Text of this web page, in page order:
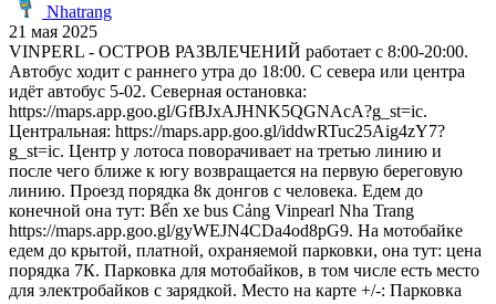
Nhatrang
21 мая 2025
VINPERL - ОСТРОВ РАЗВЛЕЧЕНИЙ работает с 8:00-20:00.
Автобус ходит с раннего утра до 18:00. С севера или центра
идёт автобус 5-02. Северная остановка:
https://maps.app.goo.gl/GfBJxAJHNK5QGNAcA?g_st=ic.
Центральная: https://maps.app.goo.gl/iddwRTuc25Aig4zY7?
g_st=ic. Центр у лотоса поворачивает на третью линию и
после чего ближе к югу возвращается на первую береговую
линию. Проезд порядка 8к донгов с человека. Едем до
конечной она тут: Bến xe bus Cảng Vinpearl Nha Trang
https://maps.app.goo.gl/gyWEJN4CDa4od8pG9. На мотобайке
едем до крытой, платной, охраняемой парковки, она тут: цена
порядка 7К. Парковка для мотобайков, в том числе есть место
для электробайков с зарядкой. Место на карте +/-: Парковка